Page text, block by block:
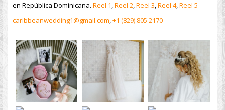
en República Dominicana. Reel 1,Reel 2,Reel 3,Reel 4,Reel 5
caribbeanwedding1@gmail.com,+1 (829) 805 2170